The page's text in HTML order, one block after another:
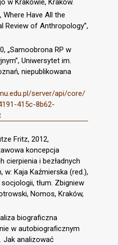
w Krakowie, Kraków.
Where Have All the
Review of Anthropology”,
„Samoobrona RP w
Uniwersytet im.
niepublikowana
server/api/core/
415c-8b62-
Fritz, 2012,
koncepcja
cierpienia i bezładnych
w: Kaja Kaźmierska (red.),
tłum. Zbigniew
Nomos, Kraków,
biograficzna
w autobiograficznym
Jak analizować